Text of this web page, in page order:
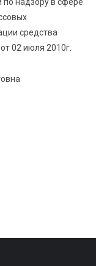
путь к
средства
02 июля 2010г.